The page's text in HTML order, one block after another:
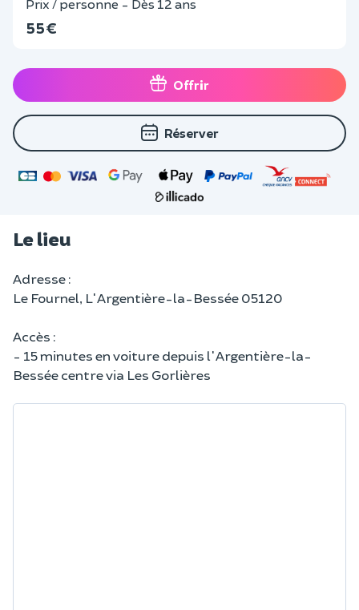
Prix / personne - Dès 12 ans
55 €
Offrir
Réserver
Le lieu
Adresse :
Le Fournel, ‎L'Argentière-la-Bessée 05120
Accès :
- 15 minutes en voiture depuis l'Argentière-la-
Bessée centre via Les Gorlières